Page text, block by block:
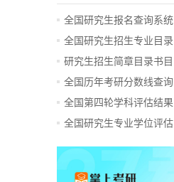
全国研究生报名查询系统
全国研究生招生专业目录
研究生招生简章目录书目
全国历年考研分数线查询
全国第四轮学科评估结果
全国研究生专业学位评估